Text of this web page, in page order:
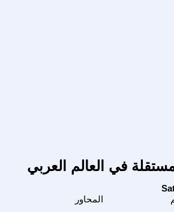
في العالم العربي